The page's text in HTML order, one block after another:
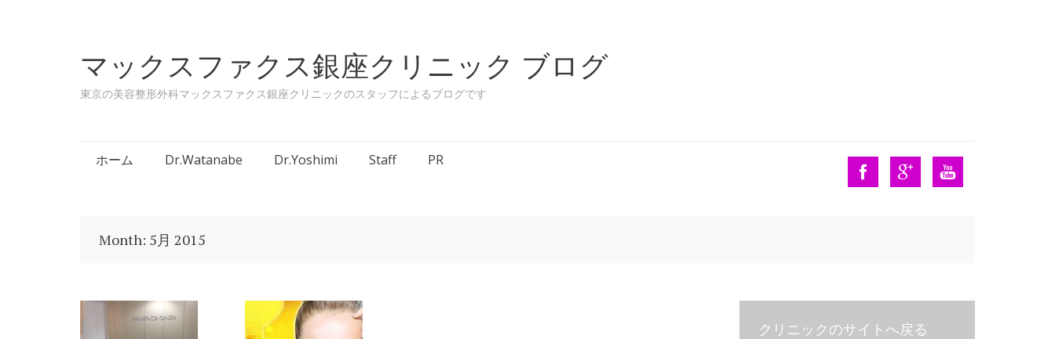
マックスファクス銀座クリニック ブログ
東京の美容整形外科マックスファクス銀座クリニックのスタッフによるブログです
Skip to content
ホーム Dr.Watanabe Dr.Yoshimi Staff PR
Month: 5月 2015
クリニックのサイトへ戻る